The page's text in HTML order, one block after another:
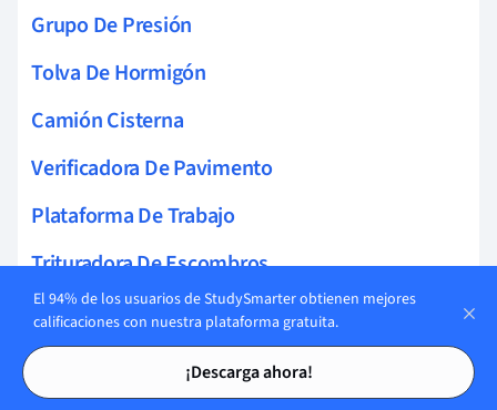
Tarjetas de estudio
Tarjetas de estudio
Grupo De Presión
Tolva De Hormigón
Camión Cisterna
Verificadora De Pavimento
Plataforma De Trabajo
Trituradora De Escombros
Grúa Ferroviaria
Equipo De Compactación
El 94% de los usuarios de StudySmarter obtienen mejores
calificaciones con nuestra plataforma gratuita.
¡Descarga ahora!